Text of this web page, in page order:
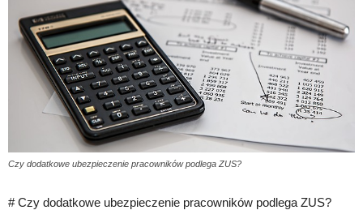
Czy dodatkowe ubezpieczenie pracowników podlega ZUS?
# Czy dodatkowe ubezpieczenie pracowników podlega ZUS?